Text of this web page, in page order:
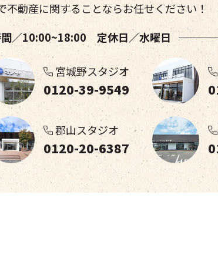
不動産に関することならお任せください！
間／10:00~18:00 定休日／水曜日
宮城野スタジオ
0120-39-9549
郡山スタジオ
0120-20-6387